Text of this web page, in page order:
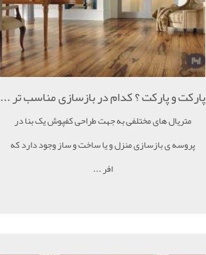
پارکت و پارکت ؟ کدام در بازسازی مناسب تر ...
متریال های مختلفی به جهت طراحی کفپوش یک بنا در
پروسه ی بازسازی منزل و یا ساخت و ساز وجود دارد که
افر ...